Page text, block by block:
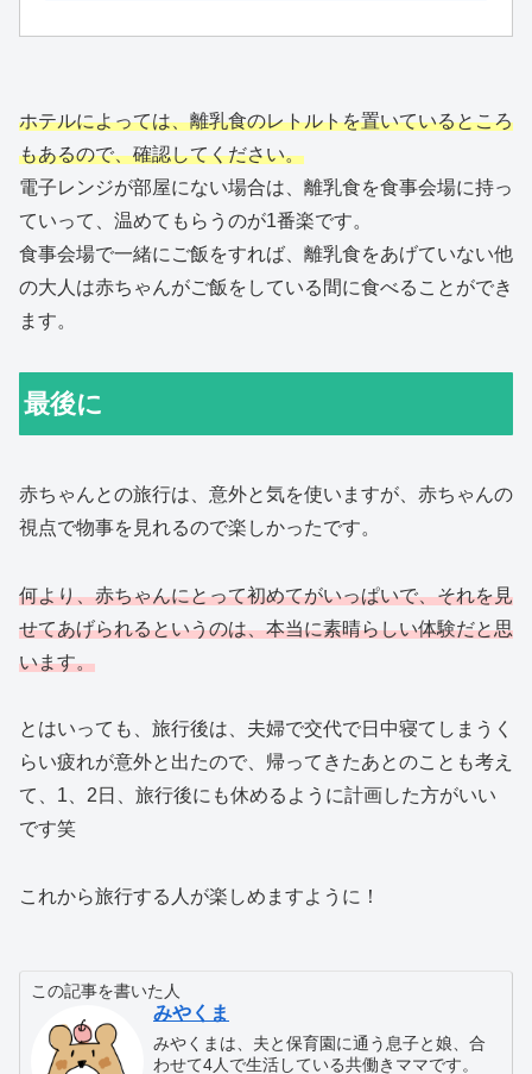
ホテルによっては、離乳食のレトルトを置いているところ
もあるので、確認してください。
電子レンジが部屋にない場合は、離乳食を食事会場に持っ
ていって、温めてもらうのが1番楽です。
食事会場で一緒にご飯をすれば、離乳食をあげていない他
の大人は赤ちゃんがご飯をしている間に食べることができ
ます。
最後に
赤ちゃんとの旅行は、意外と気を使いますが、赤ちゃんの
視点で物事を見れるので楽しかったです。
何より、赤ちゃんにとって初めてがいっぱいで、それを見
せてあげられるというのは、本当に素晴らしい体験だと思
います。
とはいっても、旅行後は、夫婦で交代で日中寝てしまうく
らい疲れが意外と出たので、帰ってきたあとのことも考え
て、1、2日、旅行後にも休めるように計画した方がいい
です笑
これから旅行する人が楽しめますように！
この記事を書いた人
みやくま
みやくまは、夫と保育園に通う息子と娘、合
わせて4人で生活している共働きママです。